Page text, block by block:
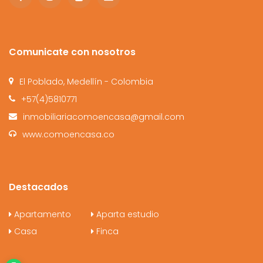
Comunicate con nosotros
El Poblado, Medellín - Colombia
+57(4)5810771
inmobiliariacomoencasa@gmail.com
www.comoencasa.co
Destacados
Apartamento
Aparta estudio
Casa
Finca